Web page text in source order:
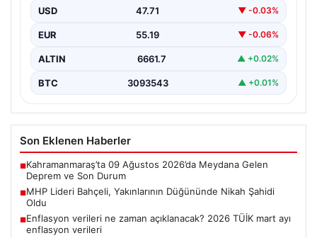
Bahçeli, yakınlarının önemli anlarından birine tanıklık
etmek…
USD 47.71 ▼ -0.03%
EUR 55.19 ▼ -0.06%
ALTIN 6661.7 ▲ +0.02%
BTC 3093543 ▲ +0.01%
Son Eklenen Haberler
■Kahramanmaraş’ta 09 Ağustos 2026’da Meydana Gelen
Deprem ve Son Durum
■MHP Lideri Bahçeli, Yakınlarının Düğününde Nikah Şahidi
Oldu
■Enflasyon verileri ne zaman açıklanacak? 2026 TÜİK mart ayı
enflasyon verileri